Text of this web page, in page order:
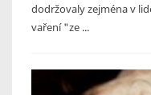
dodržovaly zejména v
vaření "ze ...